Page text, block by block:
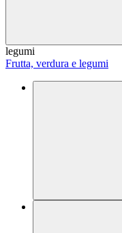
legumi
Frutta, verdura e legumi